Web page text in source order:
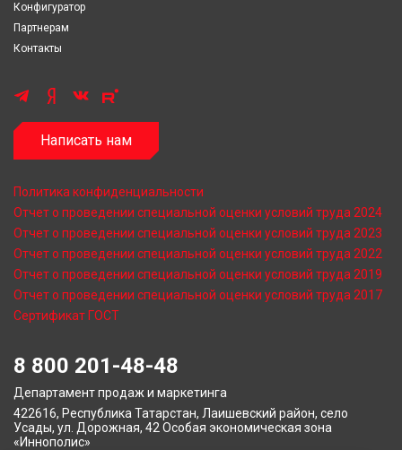
Конфигуратор
Партнерам
Контакты
Написать нам
Политика конфиденциальности
Отчет о проведении специальной оценки условий труда 2024
Отчет о проведении специальной оценки условий труда 2023
Отчет о проведении специальной оценки условий труда 2022
Отчет о проведении специальной оценки условий труда 2019
Отчет о проведении специальной оценки условий труда 2017
Сертификат ГОСТ
8 800 201-48-48
Департамент продаж и маркетинга
422616, Республика Татарстан, Лаишевский район, село
Усады, ул. Дорожная, 42 Особая экономическая зона
«Иннополис»